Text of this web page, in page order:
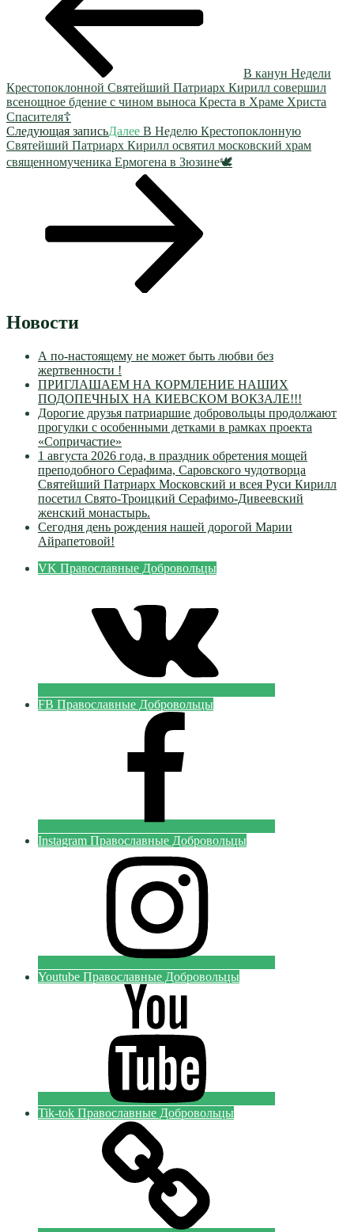
В канун Недели
Крестопоклонной Святейший Патриарх Кирилл совершил
всенощное бдение с чином выноса Креста в Храме Христа
Спасителя☦️
Следующая записьДалее В Неделю Крестопоклонную
Святейший Патриарх Кирилл освятил московский храм
священномученика Ермогена в Зюзине🕊
Новости
А по-настоящему не может быть любви без
жертвенности !
ПРИГЛАШАЕМ НА КОРМЛЕНИЕ НАШИХ
ПОДОПЕЧНЫХ НА КИЕВСКОМ ВОКЗАЛЕ!!!
Дорогие друзья патриаршие добровольцы продолжают
прогулки с особенными детками в рамках проекта
«Сопричастие»
1 августа 2026 года, в праздник обретения мощей
преподобного Серафима, Саровского чудотворца
Святейший Патриарх Московский и всея Руси Кирилл
посетил Свято-Троицкий Серафимо-Дивеевский
женский монастырь.
Сегодня день рождения нашей дорогой Марии
Айрапетовой!
VK Православные Добровольцы
FB Православные Добровольцы
Instagram Православные Добровольцы
Youtube Православные Добровольцы
Tik-tok Православные Добровольцы